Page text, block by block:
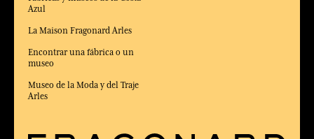
Azul
La Maison Fragonard Arles
Encontrar una fábrica o un
museo
Museo de la Moda y del Traje
Arles